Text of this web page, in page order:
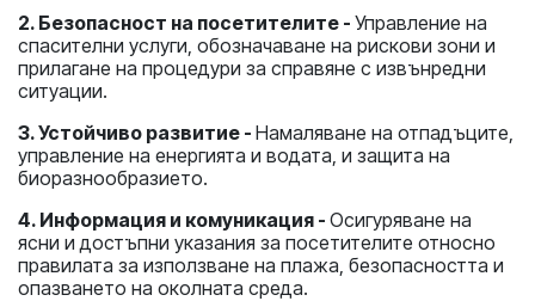
2. Безопасност на посетителите - Управление на
спасителни услуги, обозначаване на рискови зони и
прилагане на процедури за справяне с извънредни
ситуации.
3. Устойчиво развитие - Намаляване на отпадъците,
управление на енергията и водата, и защита на
биоразнообразието.
4. Информация и комуникация - Осигуряване на
ясни и достъпни указания за посетителите относно
правилата за използване на плажа, безопасността и
опазването на околната среда.